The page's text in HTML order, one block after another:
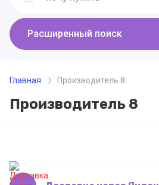
Расширенный поиск
Главная Производитель 8
Производитель 8